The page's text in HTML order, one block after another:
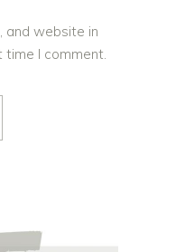
and website in
I comment.